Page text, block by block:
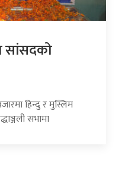
सांसदको
हिन्दु र मुस्लिम
सभामा